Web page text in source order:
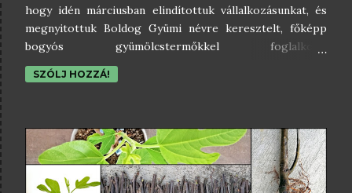
hogy idén márciusban elindítottuk vállalkozásunkat, és
megnyitottuk Boldog Gyümi névre keresztelt, főképp
bogyós gyümölcstermőkkel foglalkozó
webáruházunkat.A bogyós gyümölcstermők nagyon hálás
növények, kevéske törődéssel is beérik, és a legkisebb
teremnek. Az elmúlt évek során több száz különleges
bogyós gyümölcs fajtát ültettünk családi házunk hatalmas
kertjébe. Ezekről írtam már korábban a Kreatív kertész
SZÓLJ HOZZÁ!